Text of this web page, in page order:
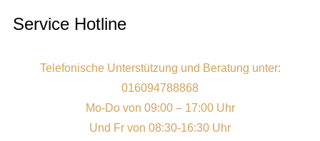
Service Hotline
Telefonische Unterstützung und Beratung unter:
016094788868
Mo-Do von 09:00 – 17:00 Uhr
Und Fr von 08:30-16:30 Uhr